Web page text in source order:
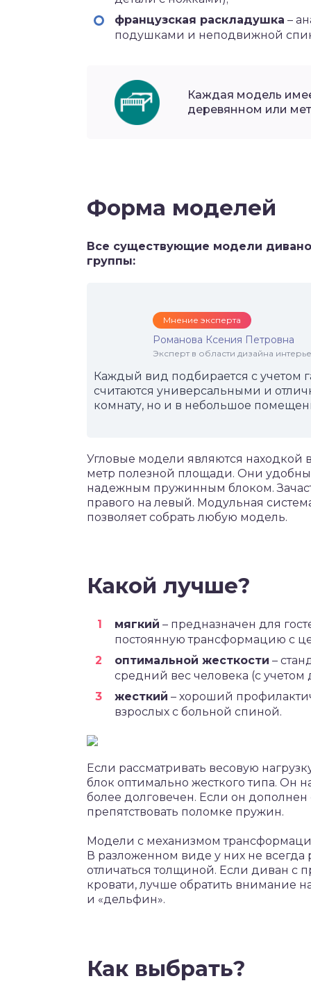
французская раскладушка –
подушками и неподвижной
Каждая модель
деревянном или
Форма моделей
Все существующие модели
группы:
Мнение эксперта
Романова Ксения Петровна
Эксперт в области дизайна
Каждый вид подбирается с
считаются универсальными и
комнату, но и в небольшое
Угловые модели являются находкой
метр полезной площади. Они
надежным пружинным блоком.
правого на левый. Модульная
позволяет собрать любую модель.
Какой лучше?
мягкий – предназначен для
постоянную трансформацию с
оптимальной жесткости –
средний вес человека (с учетом
жесткий – хороший
взрослых с больной спиной.
Если рассматривать весовую
блок оптимально жесткого типа. Он
более долговечен. Если он
препятствовать поломке пружин.
Модели с механизмом
В разложенном виде у них не всегда
отличаться толщиной. Если диван с
кровати, лучше обратить внимание
и «дельфин».
Как выбрать?